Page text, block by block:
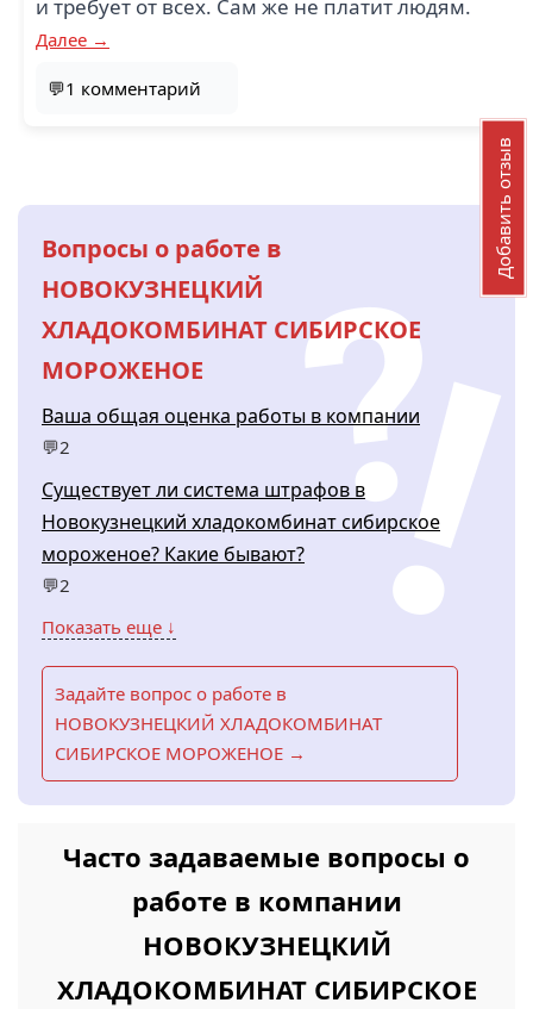
и требует от всех. Сам же не платит людям.
Далее →
💬1 комментарий
Вопросы о работе в
НОВОКУЗНЕЦКИЙ
ХЛАДОКОМБИНАТ СИБИРСКОЕ
МОРОЖЕНОЕ
Ваша общая оценка работы в компании
💬2
Существует ли система штрафов в
Новокузнецкий хладокомбинат сибирское
мороженое? Какие бывают?
💬2
Показать еще ↓
Задайте вопрос о работе в
НОВОКУЗНЕЦКИЙ ХЛАДОКОМБИНАТ
СИБИРСКОЕ МОРОЖЕНОЕ →
Часто задаваемые вопросы о
работе в компании
НОВОКУЗНЕЦКИЙ
ХЛАДОКОМБИНАТ СИБИРСКОЕ
Добавить отзыв